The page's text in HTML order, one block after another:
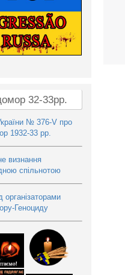
32-33рр.
№ 376-V про
1932-33 рр.
визнання
спільнотою
організаторами
Геноциду